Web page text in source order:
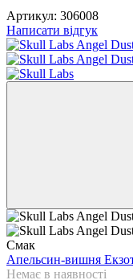
Артикул: 306008
Написати відгук
Смак
Апельсин-вишня
Немає в наявності